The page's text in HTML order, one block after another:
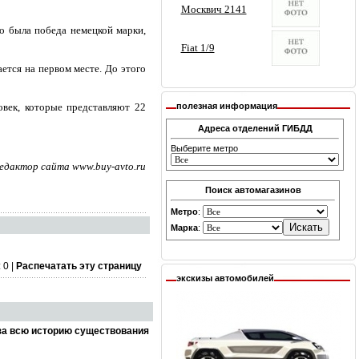
была победа немецкой марки,
на первом месте. До этого
которые представляют 22
сайта www.buy-avto.ru
| Распечатать эту страницу
всю историю существования
полезная информация
Адреса отделений ГИБДД
Выберите метро
Поиск автомагазинов
Метро:
Марка:
экскизы автомобилей